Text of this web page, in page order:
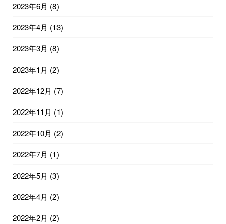
2023年6月 (8)
2023年4月 (13)
2023年3月 (8)
2023年1月 (2)
2022年12月 (7)
2022年11月 (1)
2022年10月 (2)
2022年7月 (1)
2022年5月 (3)
2022年4月 (2)
2022年2月 (2)